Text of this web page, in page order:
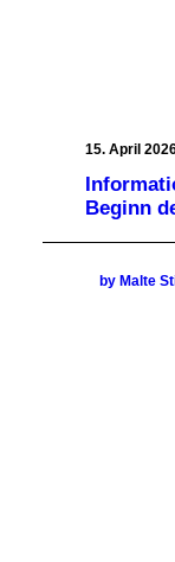
15. April
Beginn
by Malte